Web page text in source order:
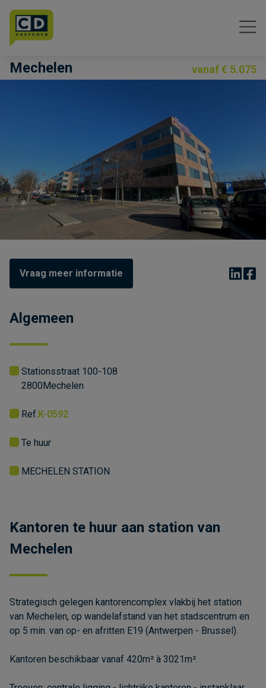
Menu overslaan en naar de inhoud gaan
Mechelen vanaf € 5.075
Vraag meer informatie
Algemeen
Mechelen
2800
Stationsstraat 100-108
Ref. K-0592
Te huur
MECHELEN STATION
Kantoren te huur aan station van
Mechelen
Strategisch gelegen kantorencomplex vlakbij het station
van Mechelen, op wandelafstand van het stadscentrum en
op 5 min. van op- en afritten E19 (Antwerpen - Brussel).
Kantoren beschikbaar vanaf 420m² à 3021m².